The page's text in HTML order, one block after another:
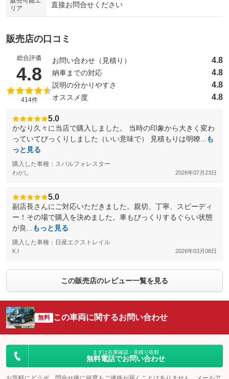
リア
直接お問合せください
販売店の口コミ
総合評価
4.8 （5点満点中）
414件
お問い合わせ（見積り） 4.8
納車までの対応 4.8
説明の分かりやすさ 4.8
オススメ度 4.8
5.0
かなり久々に当店で購入しました。 当時の印象から大きく変わ
っていてびっくりしました（いい意味で） 見積もりは明瞭...
も
っと見る
購入した車種：スバルフォレスター
わがし 2026年07月23日
5.0
副店長さんにご対応いただきました。親切、丁寧、スピーディ
ー！その場で購入を決めました。車もびっくりするぐらい状態
が良...
もっと見る
購入した車種：日産エクストレイル
K.I 2026年03月08日
この販売店のレビュー一覧を見る
無料 この車両に関するお問い合わせ
まずは在庫確認・見積り依頼
無料電話でお問い合わせ